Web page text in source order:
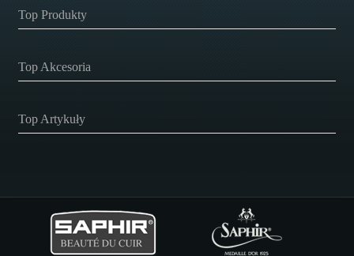
Top Produkty
Top Akcesoria
Top Artykuły